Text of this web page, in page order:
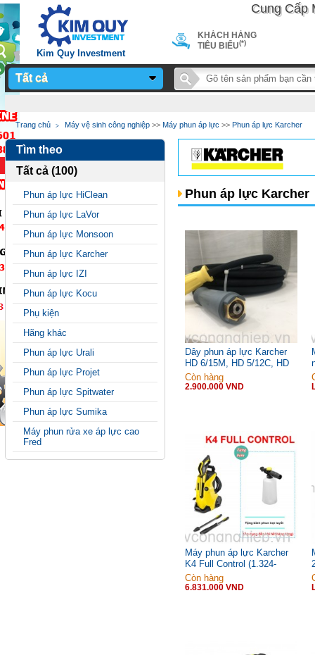
Cung Cấp
Kim Quy Investment
KHÁCH HÀNG
TIÊU BIỂU(*)
Tất cả
Notice : Undefined
variable: page_title in
/home/sieuthimay/domains/sieuthimaycongnghiep.vn/
on line 24
Trang chủ Máy vệ sinh công nghiệp >> Máy phun áp lực >> Phun áp lực Karcher
Tìm theo
Tất cả (100)
Phun áp lực HiClean
Phun áp lực LaVor
Phun áp lực Monsoon
Phun áp lực Karcher
Phun áp lực IZI
Phun áp lực Kocu
Phụ kiện
Hãng khác
Phun áp lực Urali
Phun áp lực Projet
Phun áp lực Spitwater
Phun áp lực Sumika
Máy phun rửa xe áp lực cao
Fred
Phun áp lực Karcher
Dây phun áp lực Karcher
HD 6/15M, HD 5/12C, HD
5/15C
Còn hàng
2.900.000 VND
Máy phun áp lực Karcher
K4 Full Control (1.324-
000.0)
Còn hàng
6.831.000 VND